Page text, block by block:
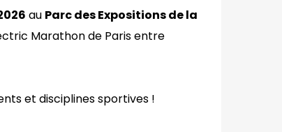
au Parc des Expositions de la
Marathon de Paris entre
et disciplines sportives !